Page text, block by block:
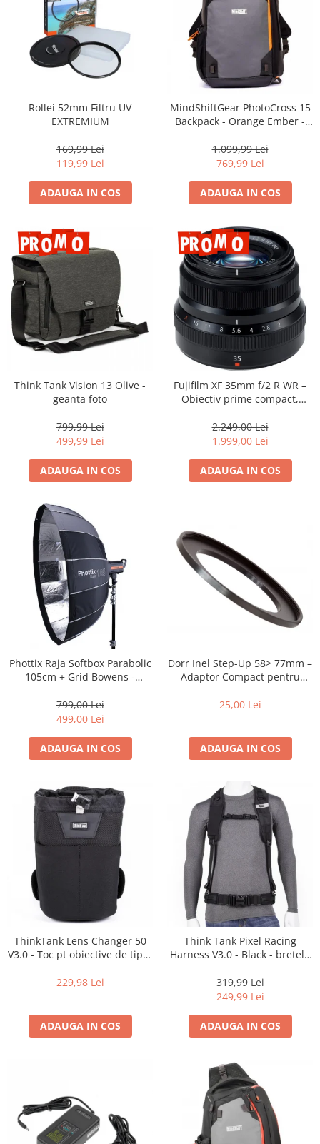
Camere Video Cinematice
Camere video de actiune
Accesorii camere video de actiune
Accesorii drone
Acumulatori camere video
Lampi video
Stabilizatoare (Gimbal) / Steady
Huse Protectie / Ploaie camere
Camere Video Cinematice
Drone
Slider
Camere Video Compacte
Trepiede si monopiede
Trepiede foto
Trepied / Monopied Carbon
webcam-uri
Cap trepied si monopied
Placute cap trepied
Huse trepied / stativ lumini
Sina Focus pentru Macro
Accesorii trepiede si monopiede
Selfie Stick
Studio/Lumini si accesorii
Blitz-uri studio
Blitz-uri mobile, cu acumulatori
Accesorii Blitz-uri studio
Lampi lumina continua
Stative/boom-uri pentru lumini
Fundaluri
Suporti pentru fundaluri
Blende
Umbrele
Corturi si mese pt. fotografia de
produs
Declansatoare Radio si Infrarosu
Huse si genti pentru studio
Calibrare expunere
Scannere Documente
Hartie foto
Rollei 52mm Filtru UV
EXTREMIUM
169,99 Lei
119,99 Lei
ADAUGA IN COS
MindShiftGear PhotoCross 15
Backpack - Orange Ember -
1.099,99 Lei
769,99 Lei
ADAUGA IN COS
Think Tank Vision 13 Olive -
geanta foto
799,99 Lei
499,99 Lei
ADAUGA IN COS
Fujifilm XF 35mm f/2 R WR –
Obiectiv prime compact,
intemperii pentru fotografie
de zi cu zi
2.249,00 Lei
1.999,00 Lei
ADAUGA IN COS
Phottix Raja Softbox Parabolic
105cm + Grid Bowens -
799,00 Lei
499,00 Lei
ADAUGA IN COS
Dorr Inel Step-Up 58> 77mm –
Adaptor Compact pentru
25,00 Lei
ADAUGA IN COS
ThinkTank Lens Changer 50
V3.0 - Toc pt obiective de tipul
229,98 Lei
ADAUGA IN COS
Think Tank Pixel Racing
Harness V3.0 - Black - bretele
319,99 Lei
249,99 Lei
ADAUGA IN COS